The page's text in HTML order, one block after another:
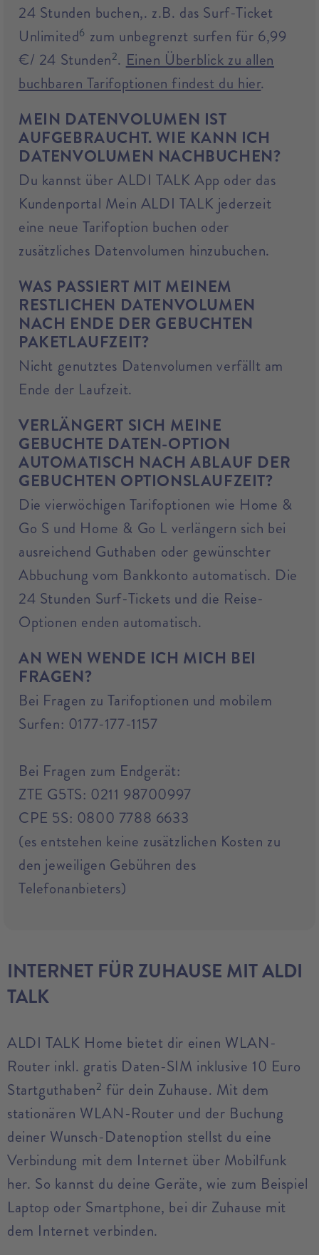
24 Stunden buchen,. z.B. das Surf-Ticket
Unlimited6 zum unbegrenzt surfen für 6,99
€/ 24 Stunden2. Einen Überblick zu allen
buchbaren Tarifoptionen findest du hier.
MEIN DATENVOLUMEN IST
AUFGEBRAUCHT. WIE KANN ICH
DATENVOLUMEN NACHBUCHEN?
Du kannst über ALDI TALK App oder das
Kundenportal Mein ALDI TALK jederzeit
eine neue Tarifoption buchen oder
zusätzliches Datenvolumen hinzubuchen.
WAS PASSIERT MIT MEINEM
RESTLICHEN DATENVOLUMEN
NACH ENDE DER GEBUCHTEN
PAKETLAUFZEIT?
Nicht genutztes Datenvolumen verfällt am
Ende der Laufzeit.
VERLÄNGERT SICH MEINE
GEBUCHTE DATEN-OPTION
AUTOMATISCH NACH ABLAUF DER
GEBUCHTEN OPTIONSLAUFZEIT?
Die vierwöchigen Tarifoptionen wie Home &
Go S und Home & Go L verlängern sich bei
ausreichend Guthaben oder gewünschter
Abbuchung vom Bankkonto automatisch. Die
24 Stunden Surf-Tickets und die Reise-
Optionen enden automatisch.
AN WEN WENDE ICH MICH BEI
FRAGEN?
Bei Fragen zu Tarifoptionen und mobilem
Surfen: 0177-177-1157
Bei Fragen zum Endgerät:
ZTE G5TS: 0211 98700997
CPE 5S: 0800 7788 6633
(es entstehen keine zusätzlichen Kosten zu
den jeweiligen Gebühren des
Telefonanbieters)
INTERNET FÜR ZUHAUSE MIT ALDI
TALK
ALDI TALK Home bietet dir einen WLAN-
Router inkl. gratis Daten-SIM inklusive 10 Euro
Startguthaben2 für dein Zuhause. Mit dem
stationären WLAN-Router und der Buchung
deiner Wunsch-Datenoption stellst du eine
Verbindung mit dem Internet über Mobilfunk
her. So kannst du deine Geräte, wie zum Beispiel
Laptop oder Smartphone, bei dir Zuhause mit
dem Internet verbinden.